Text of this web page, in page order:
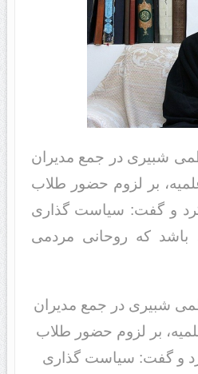
شبیری در جمع مدیران
بر لزوم حضور طلاب
و گفت: سیاست گذاری
که روحانی مردمی
شبیری در جمع مدیران
بر لزوم حضور طلاب
و گفت: سیاست گذاری